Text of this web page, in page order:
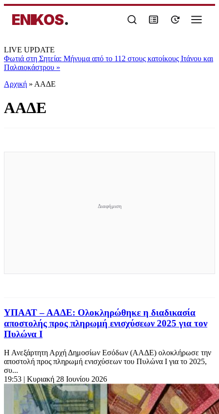
ENIKOS.
LIVE UPDATE
Φωτιά στη Σητεία: Μήνυμα από το 112 στους κατοίκους Ιτάνου και
Παλαιοκάστρου »
Αρχική » ΑΑΔΕ
ΑΑΔΕ
ΥΠΑΑΤ – ΑΑΔΕ: Ολοκληρώθηκε η διαδικασία
αποστολής προς πληρωμή ενισχύσεων 2025 για τον
Πυλώνα Ι
Η Ανεξάρτητη Αρχή Δημοσίων Εσόδων (ΑΑΔΕ) ολοκλήρωσε την
αποστολή προς πληρωμή ενισχύσεων του Πυλώνα Ι για το 2025,
συ...
19:53 | Κυριακή 28 Ιουνίου 2026